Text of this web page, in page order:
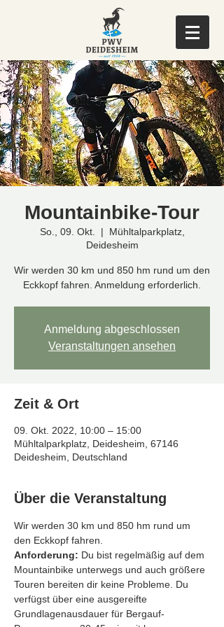
Mountainbike-Tour
So., 09. Okt.
  |
Mühltalparkplatz,
Deidesheim
Wir werden 30 km und 850 hm rund um den
Eckkopf fahren. Anmeldung erforderlich.
Anmeldung abgeschlossen
Veranstaltungen ansehen
Zeit & Ort
09. Okt. 2022, 10:00 – 15:00
Mühltalparkplatz, Deidesheim, 67146
Deidesheim, Deutschland
Über die Veranstaltung
Wir werden 30 km und 850 hm rund um
den Eckkopf fahren.
Anforderung: Du bist regelmäßig auf dem
Mountainbike unterwegs und auch größere
Touren bereiten dir keine Probleme. Du
verfügst über eine ausgereifte
Grundlagenausdauer für Bergauf-